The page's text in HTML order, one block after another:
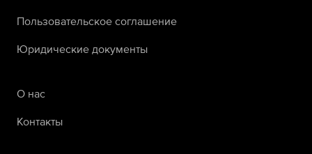
Пользовательское соглашение
Юридические документы
О нас
Контакты